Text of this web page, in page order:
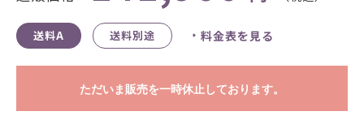
送料A 送料別途 料金表を見る